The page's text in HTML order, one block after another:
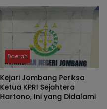
Daerah
Kejari Jombang Periksa
Ketua KPRI Sejahtera
Hartono, Ini yang Didalami